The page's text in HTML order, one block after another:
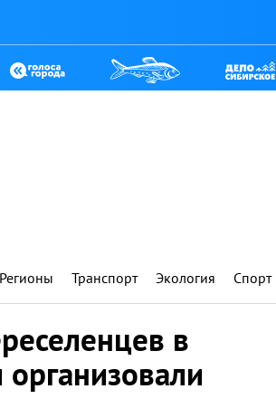
Регионы Транспорт Экология Спорт
в